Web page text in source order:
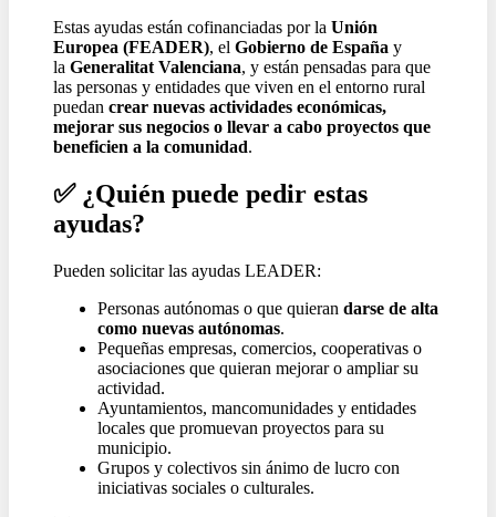
Estas ayudas están cofinanciadas por la Unión
Europea (FEADER), el Gobierno de España y
la Generalitat Valenciana, y están pensadas para que
las personas y entidades que viven en el entorno rural
puedan crear nuevas actividades económicas,
mejorar sus negocios o llevar a cabo proyectos que
beneficien a la comunidad.
✅¿Quién puede pedir estas
ayudas?
Pueden solicitar las ayudas LEADER:
Personas autónomas o que quieran darse de alta
como nuevas autónomas.
Pequeñas empresas, comercios, cooperativas o
asociaciones que quieran mejorar o ampliar su
actividad.
Ayuntamientos, mancomunidades y entidades
locales que promuevan proyectos para su
municipio.
Grupos y colectivos sin ánimo de lucro con
iniciativas sociales o culturales.